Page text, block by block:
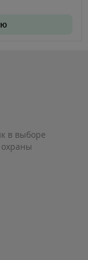
в выборе